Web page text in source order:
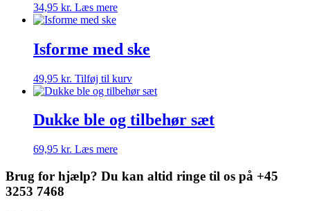
34,95 kr. Læs mere
Isforme med ske
49,95 kr. Tilføj til kurv
Dukke ble og tilbehør sæt
69,95 kr. Læs mere
Brug for hjælp? Du kan altid ringe til os på +45
3253 7468